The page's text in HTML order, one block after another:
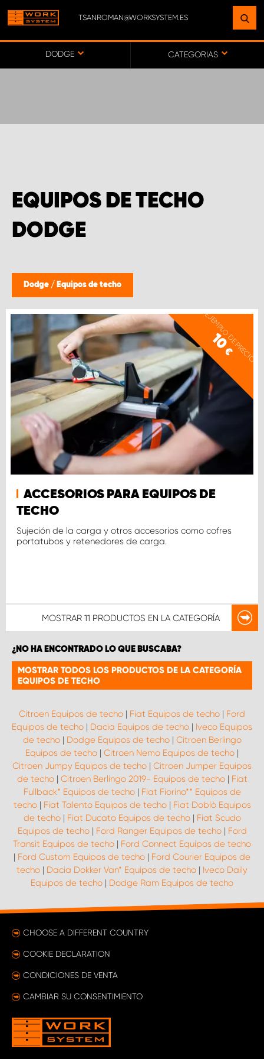
TSANROMAN@WORKSYSTEM.ES
DODGE CATEGORIAS
EQUIPOS DE TECHO
DODGE
Dodge / Equipos de techo
EJEMPLO DE PRECIO
10
€
ACCESORIOS PARA EQUIPOS DE
TECHO
Sujeción de la carga y otros accesorios como cofres
portatubos y retenedores de carga.
MOSTRAR 11 PRODUCTOS EN LA CATEGORÍA
¿NO HA ENCONTRADO LO QUE BUSCABA?
MOSTRAR TODOS LOS PRODUCTOS DE LA CATEGORÍA
EQUIPOS DE TECHO
Citroen Equipos de techo | Fiat Equipos de techo | Ford
Equipos de techo | Dacia Equipos de techo | Iveco Equipos
de techo| Dodge Equipos de techo| Citroen Berlingo
Equipos de techo | Citroen Nemo Equipos de techo |
Citroen Jumpy Equipos de techo | Citroen Jumper Equipos
de techo| Citroen Berlingo 2019- Equipos de techo| Fiat
Fullback* Equipos de techo| Fiat Fiorino** Equipos de
techo| Fiat Talento Equipos de techo| Fiat Doblò Equipos
de techo| Fiat Ducato Equipos de techo| Fiat Scudo
Equipos de techo| Ford Ranger Equipos de techo| Ford
Transit Equipos de techo | Ford Connect Equipos de techo
| Ford Custom Equipos de techo | Ford Courier Equipos de
techo | Dacia Dokker Van* Equipos de techo | Iveco Daily
Equipos de techo | Dodge Ram Equipos de techo
CHOOSE A DIFFERENT COUNTRY
COOKIE DECLARATION
CONDICIONES DE VENTA
CAMBIAR SU CONSENTIMIENTO
ENCUENTRE UNA INSTALACIÓN
CERCA DE USTED